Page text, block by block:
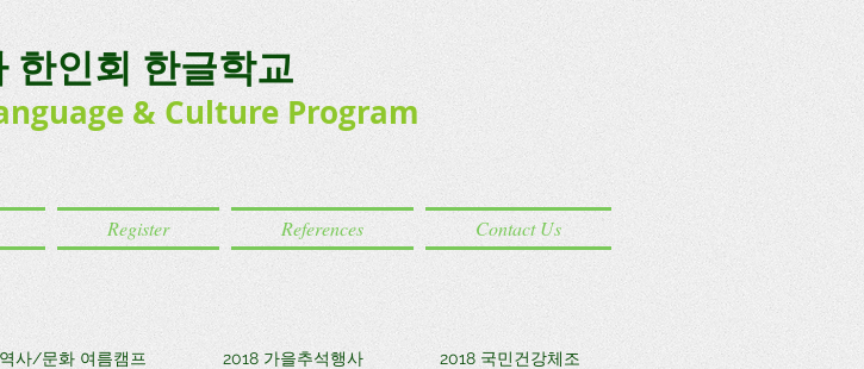
한인회 한글학교
& Culture Program
Register References Contact Us
사/문화 여름캠프 2018 가을추석행사 2018 국민건강체조